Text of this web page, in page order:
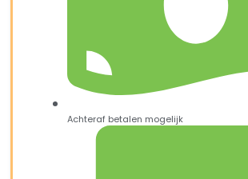
Achteraf betalen mogelijk